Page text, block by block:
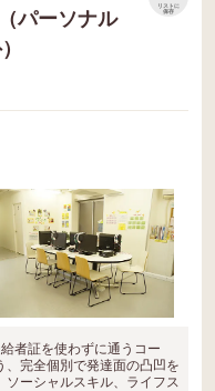
パーソナル
リストに
保存
者証を使わずに通うコー
完全個別で発達面の凸凹を
ーシャルスキル、ライフス